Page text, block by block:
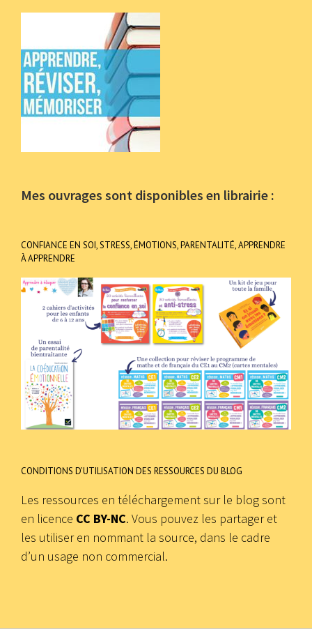
Mes ouvrages sont disponibles en librairie :
CONFIANCE EN SOI, STRESS, ÉMOTIONS, PARENTALITÉ, APPRENDRE
À APPRENDRE
CONDITIONS D’UTILISATION DES RESSOURCES DU BLOG
Les ressources en téléchargement sur le blog sont
en licence CC BY-NC. Vous pouvez les partager et
les utiliser en nommant la source, dans le cadre
d’un usage non commercial.